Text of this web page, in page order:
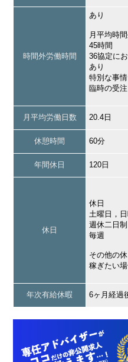
時間外労働時間
あり
月平均時
45時間
36協定に
あり
特別な事
臨時の受
月平均労働日数 20.4日
休憩時間 60分
年間休日 120日
休日
休日
土曜日，
週休二日制
毎週
その他の休
稼ぎたい
年次有給休暇 6ヶ月経過